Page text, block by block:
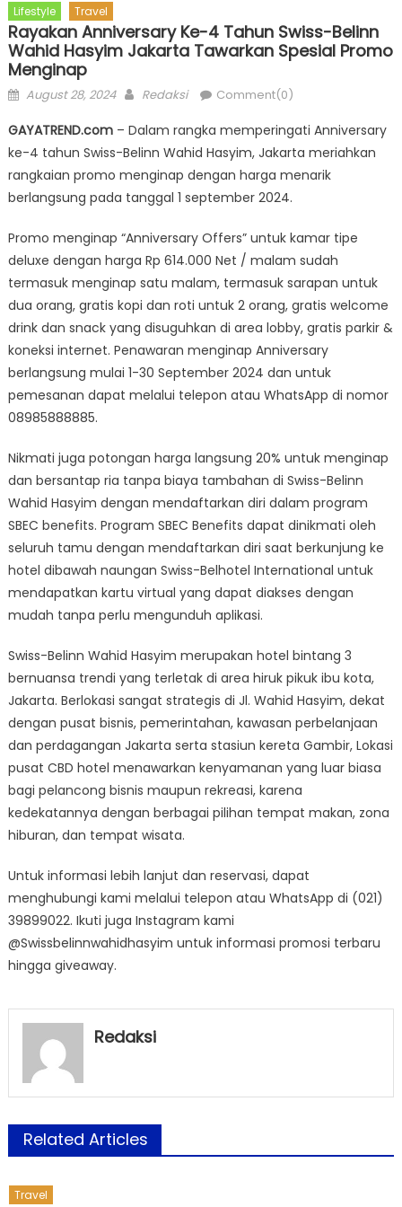
Lifestyle Travel
Rayakan Anniversary Ke-4 Tahun Swiss-Belinn
Wahid Hasyim Jakarta Tawarkan Spesial Promo
Menginap
Posted
August 28, 2024 Author
Redaksi Comment(0)
GAYATREND.com– Dalam rangka memperingati Anniversary
ke-4 tahun Swiss-Belinn Wahid Hasyim, Jakarta meriahkan
rangkaian promo menginap dengan harga menarik
berlangsung pada tanggal 1 september 2024.
Promo menginap “Anniversary Offers” untuk kamar tipe
deluxe dengan harga Rp 614.000 Net / malam sudah
termasuk menginap satu malam, termasuk sarapan untuk
dua orang, gratis kopi dan roti untuk 2 orang, gratis welcome
drink dan snack yang disuguhkan di area lobby, gratis parkir &
koneksi internet. Penawaran menginap Anniversary
berlangsung mulai 1-30 September 2024 dan untuk
pemesanan dapat melalui telepon atau WhatsApp di nomor
08985888885.
Nikmati juga potongan harga langsung 20% untuk menginap
dan bersantap ria tanpa biaya tambahan di Swiss-Belinn
Wahid Hasyim dengan mendaftarkan diri dalam program
SBEC benefits. Program SBEC Benefits dapat dinikmati oleh
seluruh tamu dengan mendaftarkan diri saat berkunjung ke
hotel dibawah naungan Swiss-Belhotel International untuk
mendapatkan kartu virtual yang dapat diakses dengan
mudah tanpa perlu mengunduh aplikasi.
Swiss-Belinn Wahid Hasyim merupakan hotel bintang 3
bernuansa trendi yang terletak di area hiruk pikuk ibu kota,
Jakarta. Berlokasi sangat strategis di Jl. Wahid Hasyim, dekat
dengan pusat bisnis, pemerintahan, kawasan perbelanjaan
dan perdagangan Jakarta serta stasiun kereta Gambir, Lokasi
pusat CBD hotel menawarkan kenyamanan yang luar biasa
bagi pelancong bisnis maupun rekreasi, karena
kedekatannya dengan berbagai pilihan tempat makan, zona
hiburan, dan tempat wisata.
Untuk informasi lebih lanjut dan reservasi, dapat
menghubungi kami melalui telepon atau WhatsApp di (021)
39899022. Ikuti juga Instagram kami
@Swissbelinnwahidhasyim untuk informasi promosi terbaru
hingga giveaway.
Redaksi
Related Articles
Travel